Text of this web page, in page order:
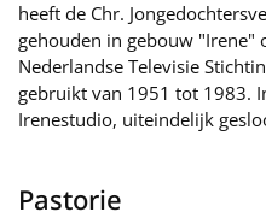
heeft de Chr.
gehouden in gebouw "Irene"
Nederlandse Televisie
gebruikt van 1951 tot 1983.
Irenestudio, uiteindelijk
Pastorie